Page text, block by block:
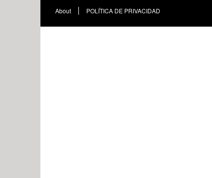
About POLÍTICA DE PRIVACIDAD